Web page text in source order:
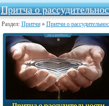
Притча о
Раздел: Притчи» Притчи о